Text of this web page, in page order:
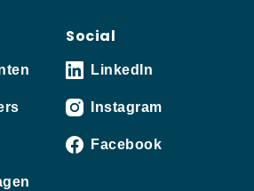
Social
LinkedIn
Instagram
Facebook